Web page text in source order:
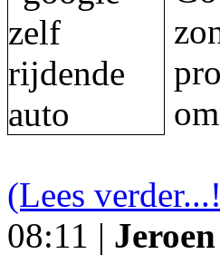
(Lees
08:11 |